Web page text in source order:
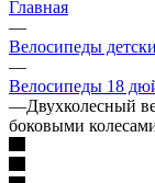
Главная
—
Велосипеды
—
Велосипеды 18
—Двухколесный
боковыми